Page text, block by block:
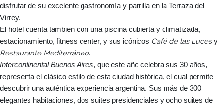
disfrutar de su excelente gastronomía y parrilla en la Terraza del
Virrey.
El hotel cuenta también con una piscina cubierta y climatizada,
estacionamiento, fitness center, y sus icónicos Café de las Lucesy
Restaurante Mediterráneo.
Intercontinental Buenos Aires, que este año celebra sus 30 años,
representa el clásico estilo de esta ciudad histórica, el cual permite
descubrir una auténtica experiencia argentina. Sus más de 300
elegantes habitaciones, dos suites presidenciales y ocho suites de